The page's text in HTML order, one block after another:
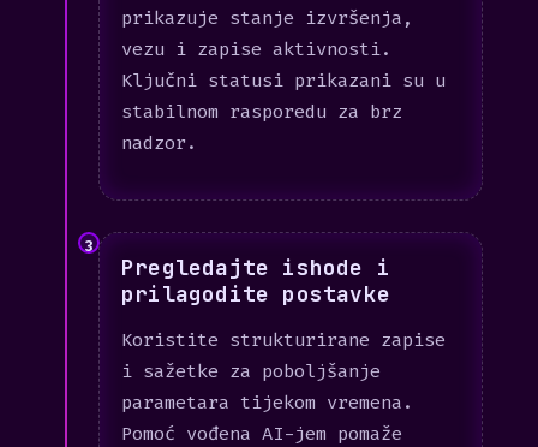
prikazuje stanje izvršenja,
vezu i zapise aktivnosti.
Ključni statusi prikazani su u
stabilnom rasporedu za brz
nadzor.
3
Pregledajte ishode i
prilagodite postavke
Koristite strukturirane zapise
i sažetke za poboljšanje
parametara tijekom vremena.
Pomoć vođena AI-jem pomaže